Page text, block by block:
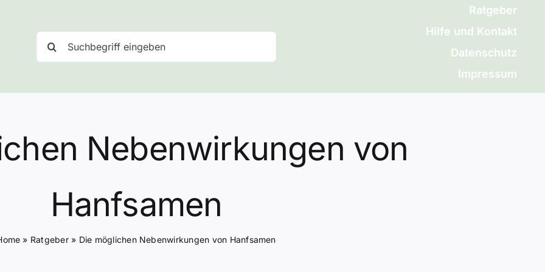
nach:
Ratgeber
Hilfe und Kontakt
Datenschutz
Impressum
Nebenwirkungen von
Hanfsamen
» Ratgeber» Die möglichen Nebenwirkungen von Hanfsamen